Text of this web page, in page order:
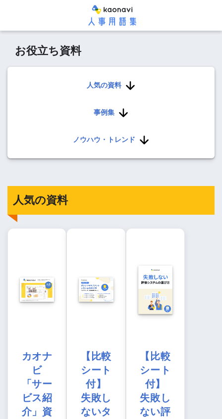
お役立ち資料
人気の資料
事例集
ノウハウ・トレンド
人気の資料
カオナ
ビ
「サー
ビス紹
介」資
【比較
シート
付】
失敗し
ないタ
【比較
シート
付】
失敗し
ない評